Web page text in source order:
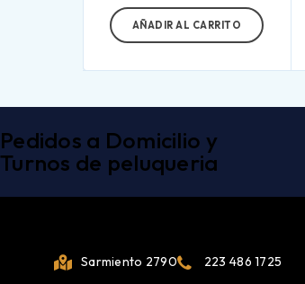
AÑADIR AL CARRITO
Pedidos a Domicilio y
Turnos de peluqueria
Sarmiento 2790 223 486 1725